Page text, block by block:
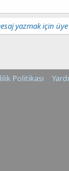
yazmak için
Politikası